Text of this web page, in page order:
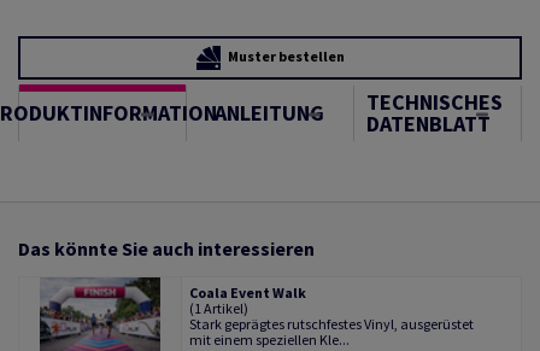
Muster bestellen
ANLEITUNG TECHNISCHES
DATENBLATT
Das könnte Sie auch interessieren
Coala Event Walk
(1 Artikel)
Stark geprägtes rutschfestes Vinyl, ausgerüstet
mit einem speziellen Kle...